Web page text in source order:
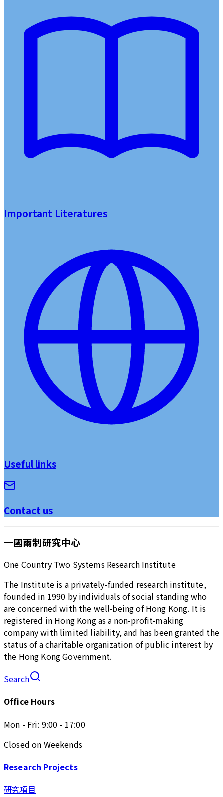
Important Literatures
Useful links
Contact us
一國兩制研究中心
One Country Two Systems Research Institute
The Institute is a privately-funded research institute,
founded in 1990 by individuals of social standing who
are concerned with the well-being of Hong Kong. It is
registered in Hong Kong as a non-profit-making
company with limited liability, and has been granted the
status of a charitable organization of public interest by
the Hong Kong Government.
Search
Office Hours
Mon - Fri: 9:00 - 17:00
Closed on Weekends
Research Projects
研究項目